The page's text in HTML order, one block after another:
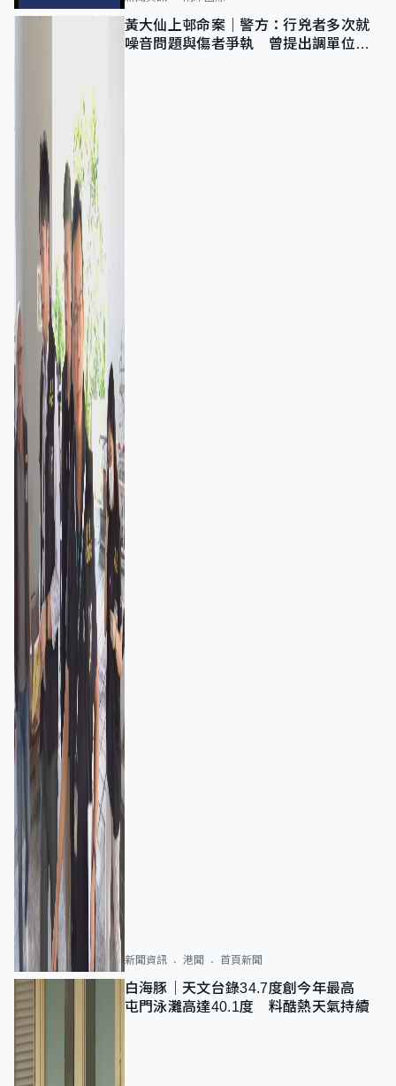
黃大仙上邨命案｜警方：行兇者多次就
噪音問題與傷者爭執 曾提出調單位已
新聞資訊 港聞 首頁新聞
白海豚｜天文台錄34.7度創今年最高
屯門泳灘高達40.1度 料酷熱天氣持續